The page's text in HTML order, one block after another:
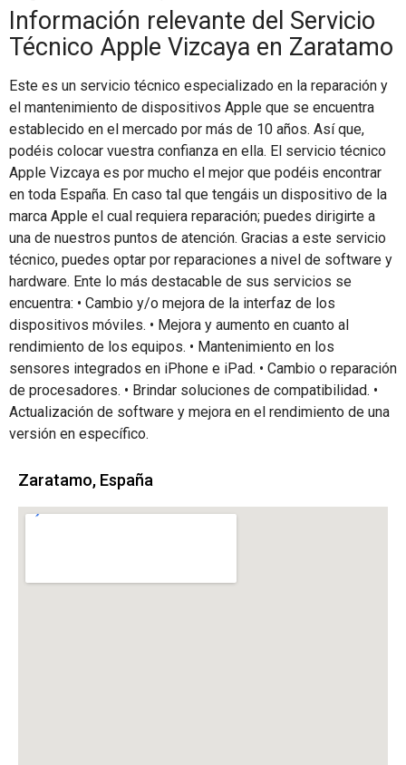
Información relevante del Servicio
Técnico Apple Vizcaya en Zaratamo
Este es un servicio técnico especializado en la reparación y
el mantenimiento de dispositivos Apple que se encuentra
establecido en el mercado por más de 10 años. Así que,
podéis colocar vuestra confianza en ella. El servicio técnico
Apple Vizcaya es por mucho el mejor que podéis encontrar
en toda España. En caso tal que tengáis un dispositivo de la
marca Apple el cual requiera reparación; puedes dirigirte a
una de nuestros puntos de atención. Gracias a este servicio
técnico, puedes optar por reparaciones a nivel de software y
hardware. Ente lo más destacable de sus servicios se
encuentra: • Cambio y/o mejora de la interfaz de los
dispositivos móviles. • Mejora y aumento en cuanto al
rendimiento de los equipos. • Mantenimiento en los
sensores integrados en iPhone e iPad. • Cambio o reparación
de procesadores. • Brindar soluciones de compatibilidad. •
Actualización de software y mejora en el rendimiento de una
versión en específico.
Zaratamo, España